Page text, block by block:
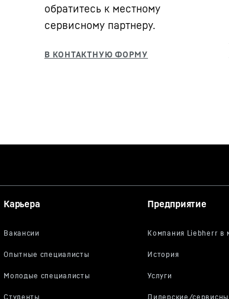
обратитесь к местному
сервисному партнеру.
Карьера Предприятие